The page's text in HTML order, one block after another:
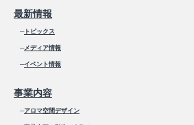
最新情報
─トピックス
─メディア情報
─イベント情報
事業内容
─アロマ空間デザイン